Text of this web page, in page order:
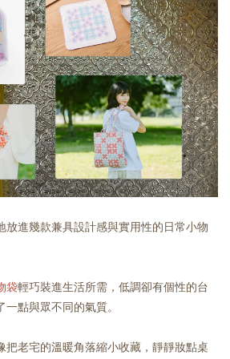
放進幾款兼具設計感與實用性的日常小物
袋輕巧裝進生活所需，低調卻有個性的台
點與眾不同的氣質。
把老宅的溫暖角落縮小收藏，靜靜妝點桌